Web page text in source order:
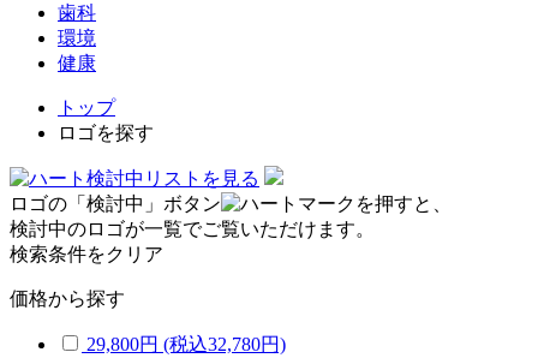
歯科
環境
健康
トップ
ロゴを探す
検討中リストを見る
ロゴの「検討中」ボタン
を押すと、
検討中のロゴが一覧でご覧いただけます。
検索条件をクリア
価格から探す
29,800円 (税込32,780円)